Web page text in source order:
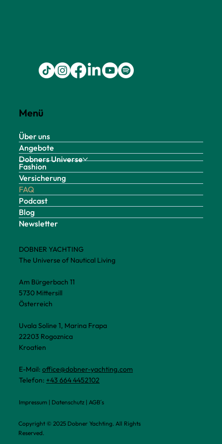
DOBNER YACHTING
The Universe of Nautical Living
Am Bürgerbach 11
5730 Mittersill
Österreich
Uvala Soline 1, Marina Frapa
22203 Rogoznica
Kroatien
E-Mail:office@dobner-yachting.com
Telefon: +43 664 4452102
Copyright © 2025 Dobner Yachting. All Rights
Reserved.
Impressum| Datenschutz| AGB´s
Menü
Über uns
Angebote
Dobners Universe
Fashion
Versicherung
FAQ
Podcast
Blog
Newsletter